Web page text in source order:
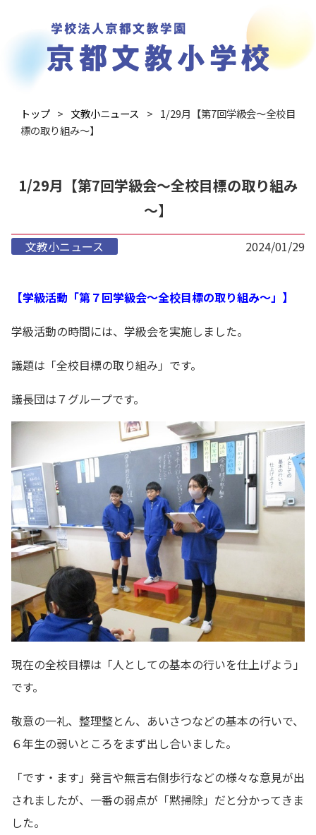
トップ 文教小ニュース
1/29月【第7回学級会～全校目
標の取り組み～】
1/29月【第7回学級会～全校目標の取り組み
～】
文教小ニュース 2024/01/29
【学級活動「第７回学級会～全校目標の取り組み～」】
学級活動の時間には、学級会を実施しました。
議題は「全校目標の取り組み」です。
議長団は７グループです。
現在の全校目標は「人としての基本の行いを仕上げよう」
です。
敬意の一礼、整理整とん、あいさつなどの基本の行いで、
６年生の弱いところをまず出し合いました。
「です・ます」発言や無言右側歩行などの様々な意見が出
されましたが、一番の弱点が「黙掃除」だと分かってきま
した。